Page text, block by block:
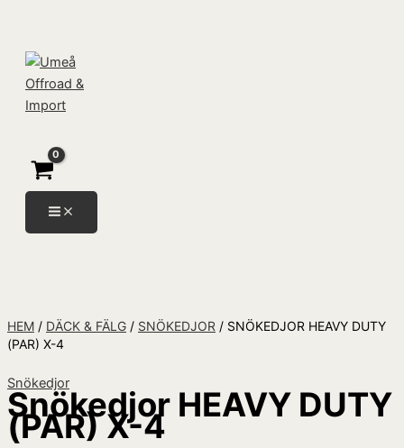
innehåll
HEM / DÄCK & FÄLG / SNÖKEDJOR / SNÖKEDJOR HEAVY DUTY
(PAR) X-4
Snökedjor
Snökedjor HEAVY DUTY
(PAR) X-4
DUTY
(PAR)